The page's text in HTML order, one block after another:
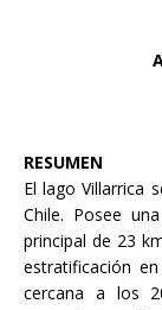
RESUMEN
El lago Villarrica
Chile. Posee
principal de 23
estratificación
cercana a los